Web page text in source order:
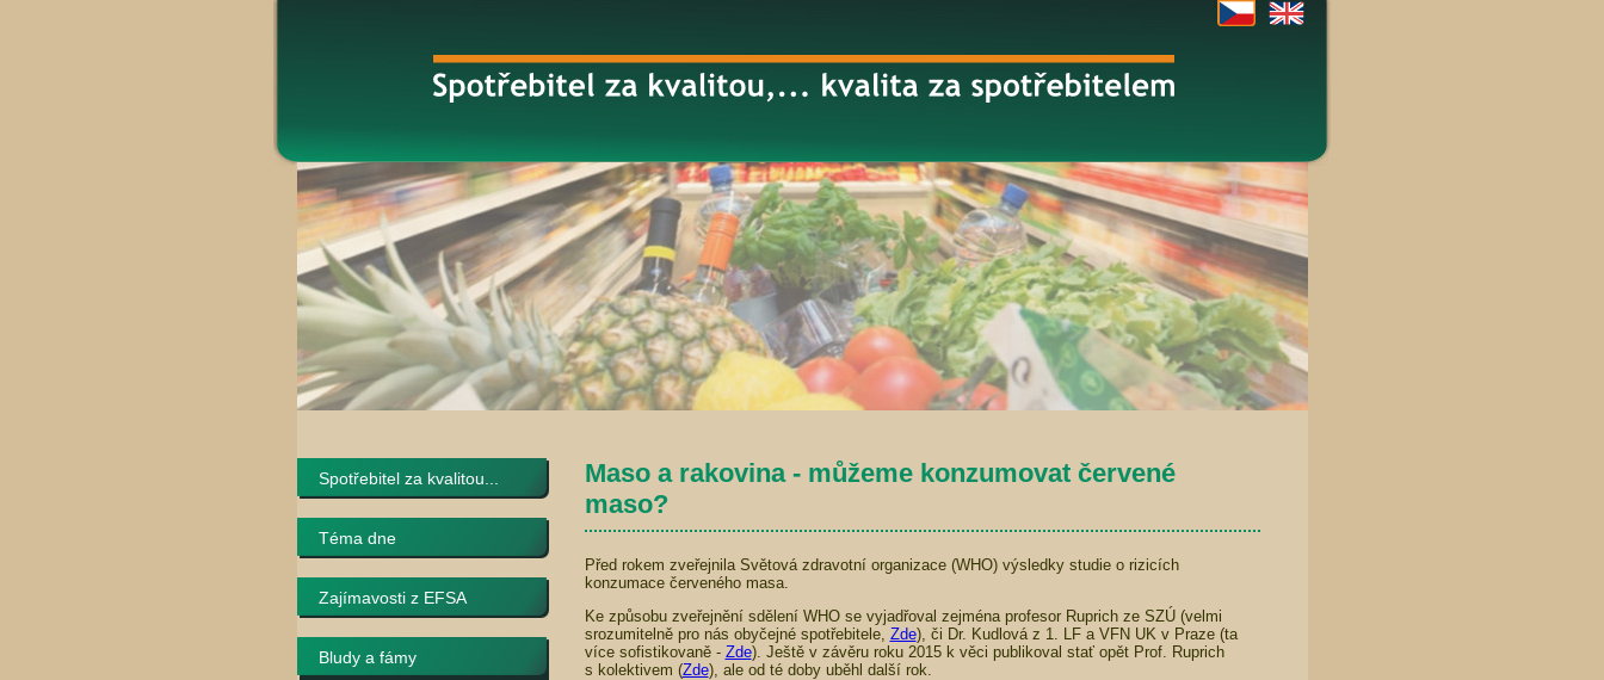
Spotřebitel za kvalitou...
Téma dne
Zajímavosti z EFSA
Bludy a fámy
Maso a rakovina - můžeme konzumovat červené
maso?
Před rokem zveřejnila Světová zdravotní organizace (WHO) výsledky studie o rizicích
konzumace červeného masa.
Ke způsobu zveřejnění sdělení WHO se vyjadřoval zejména profesor Ruprich ze SZÚ (velmi
srozumitelně pro nás obyčejné spotřebitele, Zde), či Dr. Kudlová z 1. LF a VFN UK v Praze (ta
více sofistikovaně - Zde). Ještě v závěru roku 2015 k věci publikoval stať opět Prof. Ruprich
s kolektivem (Zde), ale od té doby uběhl další rok.